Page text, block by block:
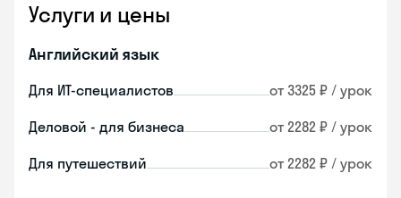
Услуги и цены
Английский язык
Для ИТ-специалистов от 3325 ₽ / урок
Деловой - для бизнеса от 2282 ₽ / урок
Для путешествий от 2282 ₽ / урок